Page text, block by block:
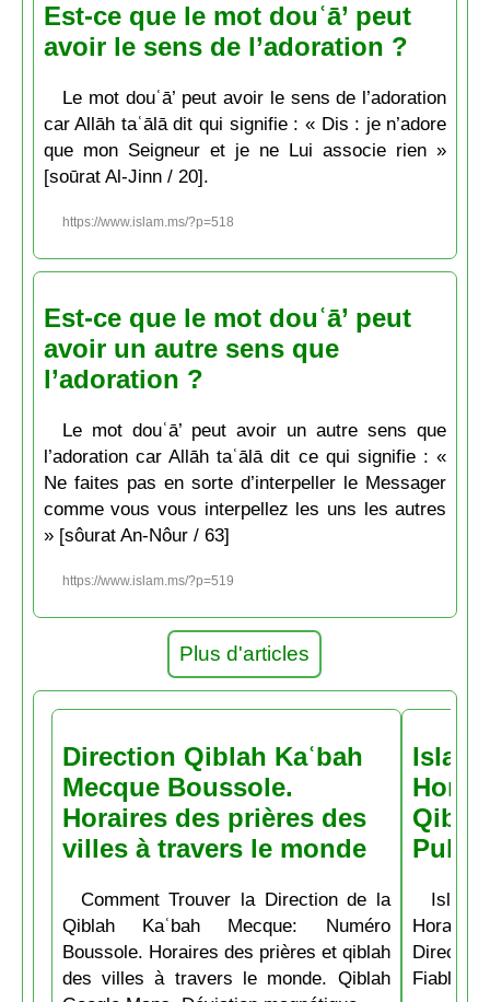
Est-ce que le mot douʿā’ peut
avoir le sens de l’adoration ?
Le mot douʿā’ peut avoir le sens de l’adoration
car Allāh taʿālā dit qui signifie : « Dis : je n’adore
que mon Seigneur et je ne Lui associe rien »
[soūrat Al-Jinn / 20].
https://www.islam.ms/?p=518
Est-ce que le mot douʿā’ peut
avoir un autre sens que
l’adoration ?
Le mot douʿā’ peut avoir un autre sens que
l’adoration car Allāh taʿālā dit ce qui signifie : «
Ne faites pas en sorte d’interpeller le Messager
comme vous vous interpellez les uns les autres
» [sôurat An-Nôur / 63]
https://www.islam.ms/?p=519
Plus d'articles
Direction Qiblah Kaʿbah
Mecque Boussole.
Horaires des prières des
villes à travers le monde
Comment Trouver la Direction de la
Qiblah Kaʿbah Mecque: Numéro
Boussole. Horaires des prières et qiblah
des villes à travers le monde. Qiblah
Pubs
Fiable et